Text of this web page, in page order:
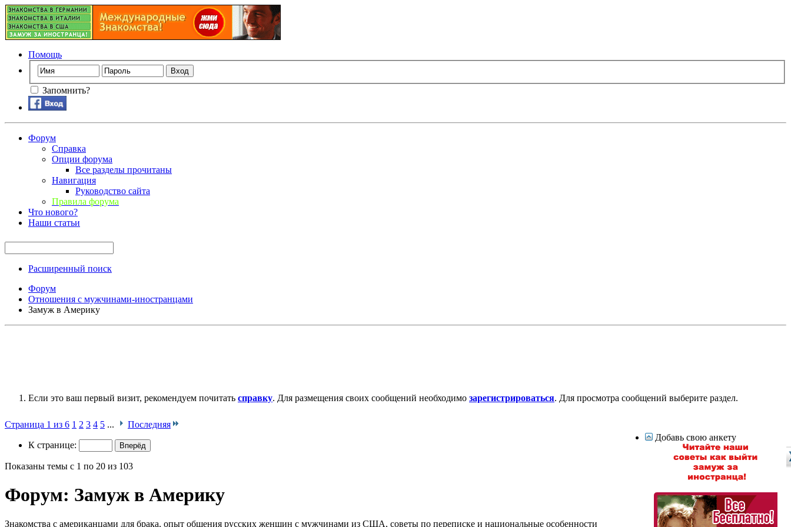
Помощь
Запомнить?
Форум
Справка
Опции форума
Все разделы прочитаны
Навигация
Руководство сайта
Правила форума
Что нового?
Наши статьи
Расширенный поиск
Форум
Отношения с мужчинами-иностранцами
Замуж в Америку
Если это ваш первый визит, рекомендуем почитать справку. Для размещения своих сообщений необходимо зарегистрироваться. Для просмотра сообщений выберите раздел.
Страница 1 из 6 1 2 3 4 5 ... Последняя
К странице:
Показаны темы с 1 по 20 из 103
Форум: Замуж в Америку
Знакомства с американцами для брака, опыт общения русских женщин с мужчинами из США, советы по переписке и национальные особенности
Добавь свою анкету